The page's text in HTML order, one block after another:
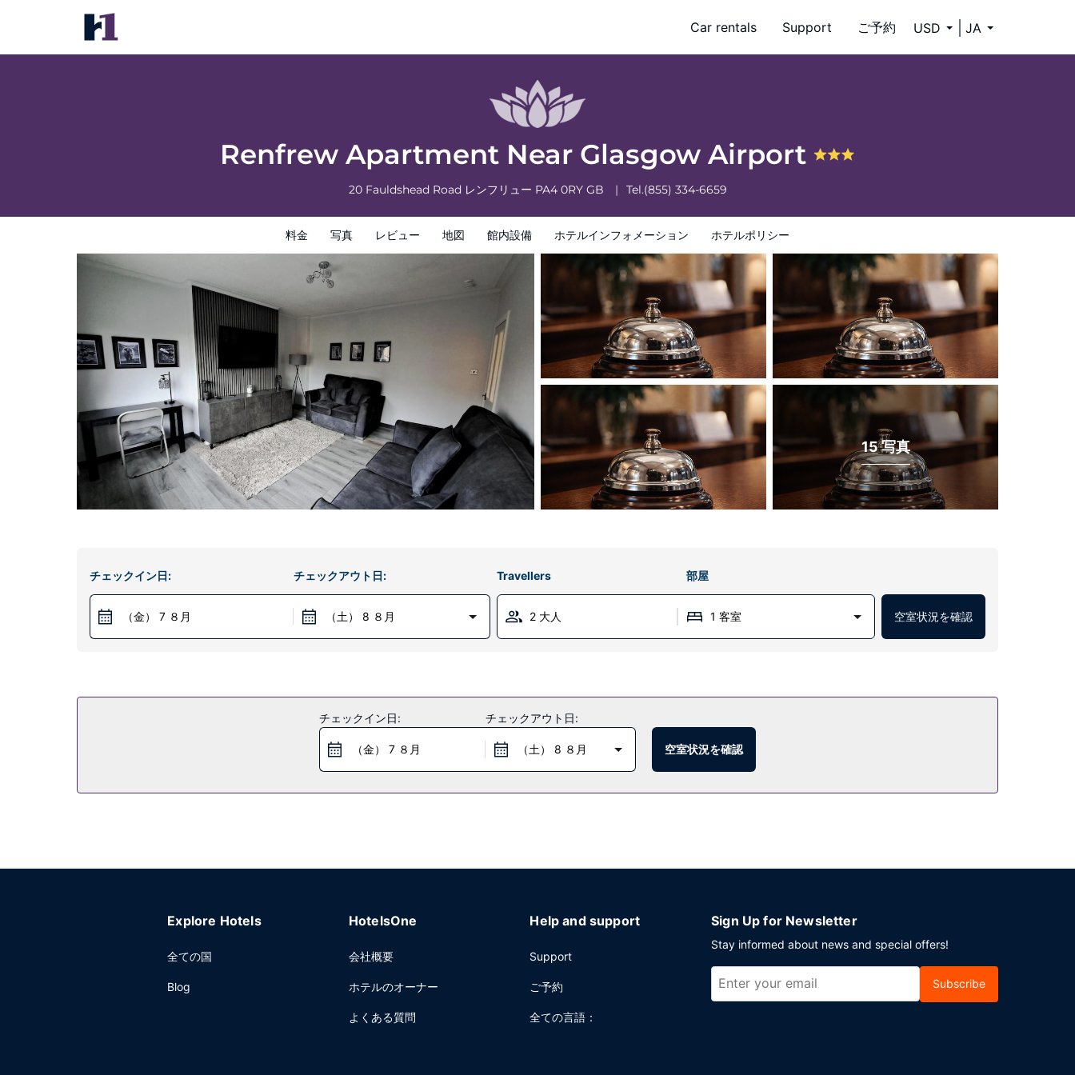
Car rentals Support ご予約 USD JA
Renfrew Apartment Near Glasgow Airport
20 Fauldshead Road レンフリュー PA4 0RY GB Tel.(855) 334-6659
料金 写真 レビュー 地図 館内設備 ホテルインフォメーション ホテルポリシー
Renfrew Apartment Near Glasgow Airport
料金 写真
15 写真
チェックイン日:
（金） 7 ８月
チェックアウト日:
（土） 8 ８月
Travellers 部屋
2 大人 1 客室 空室状況を確認
チェックイン日:
（金） 7 ８月
チェックアウト日:
（土） 8 ８月 空室状況を確認
Explore Hotels
全ての国
Blog
HotelsOne
会社概要
ホテルのオーナー
よくある質問
Help and support
Support
ご予約
全ての言語：
Sign Up for Newsletter
Stay informed about news and special offers!
Subscribe